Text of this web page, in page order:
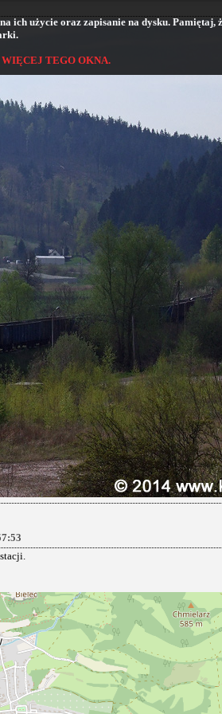
użycie oraz zapisanie na dysku.
TEGO OKNA.